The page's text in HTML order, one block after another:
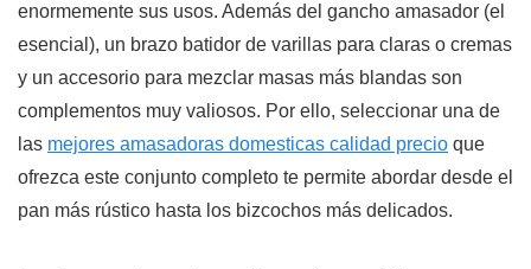
enormemente sus usos. Además del gancho amasador (el
esencial), un brazo batidor de varillas para claras o cremas
y un accesorio para mezclar masas más blandas son
complementos muy valiosos. Por ello, seleccionar una de
las mejores amasadoras domesticas calidad precio que
ofrezca este conjunto completo te permite abordar desde el
pan más rústico hasta los bizcochos más delicados.